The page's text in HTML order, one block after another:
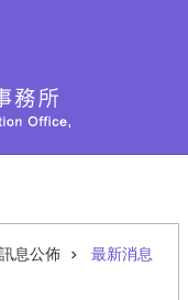
訊息公佈 最新消息